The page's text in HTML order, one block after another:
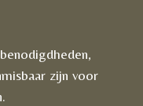
zijn voor